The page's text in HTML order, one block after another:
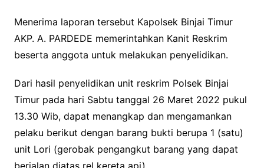
Menerima laporan tersebut Kapolsek Binjai Timur
AKP. A. PARDEDE memerintahkan Kanit Reskrim
beserta anggota untuk melakukan penyelidikan.
Dari hasil penyelidikan unit reskrim Polsek Binjai
Timur pada hari Sabtu tanggal 26 Maret 2022 pukul
13.30 Wib, dapat menangkap dan mengamankan
pelaku berikut dengan barang bukti berupa 1 (satu)
unit Lori (gerobak pengangkut barang yang dapat
berjalan diatas rel kereta api).